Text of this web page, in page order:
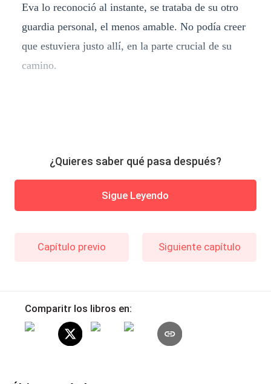
Eva lo reconoció al instante, se trataba de su otro
guardia personal, el menos amable. No podía creer
que estuviera justo allí, en la parte crucial de su
camino.
¿Quieres saber qué pasa después?
Sigue Leyendo
Capítulo previo Siguiente capítulo
Comparitr los libros en: